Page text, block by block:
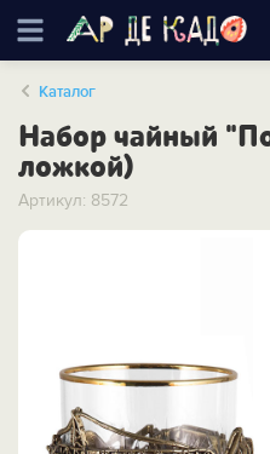
Каталог
Набор чайный
ложкой)
Артикул: 8572